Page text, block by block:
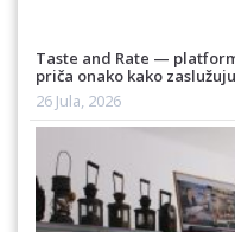
Taste and Rate —
priča onako kako zaslužuju
26 Jula, 2026